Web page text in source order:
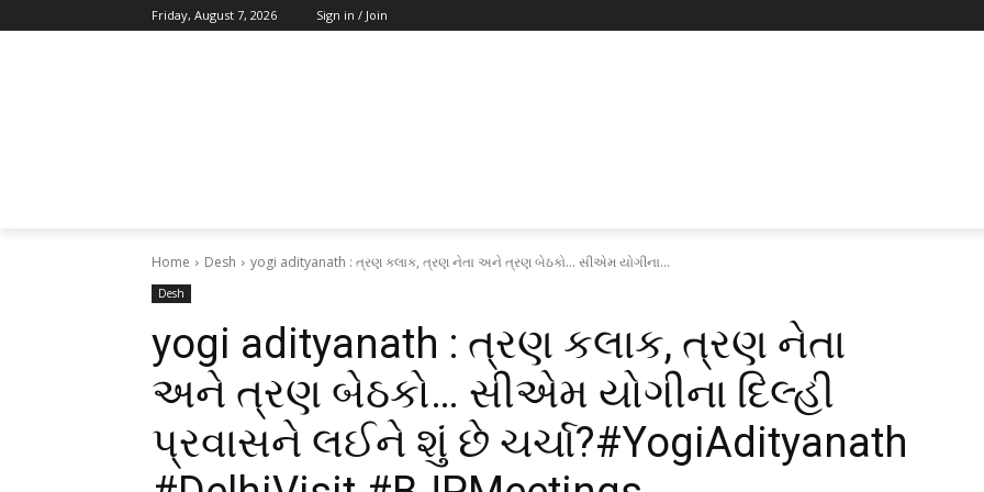
Friday, August 7, 2026 Sign in / Join
Home Desh yogi adityanath : ત્રણ કલાક, ત્રણ નેતા અને ત્રણ બેઠકો... સીએમ યોગીના...
Desh
yogi adityanath : ત્રણ કલાક, ત્રણ નેતા
અને ત્રણ બેઠકો… સીએમ યોગીના દિલ્હી
પ્રવાસને લઈને શું છે ચર્ચા?#YogiAdityanath